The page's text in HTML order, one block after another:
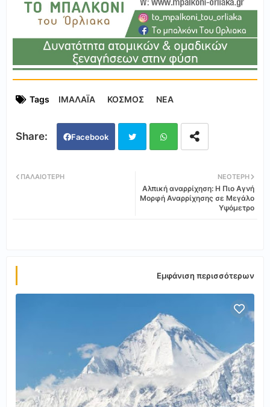
Tags ΙΜΑΛΑΪΑ ΚΟΣΜΟΣ ΝΕΑ
Facebook
ats
ΝΕΌΤΕΡΗ
Αλπική αναρρίχηση: Η Πιο Αγνή
Μορφή Αναρρίχησης σε Μεγάλο
Υψόμετρο
ΠΑΛΑΙΌΤΕΡΗ
Εμφάνιση περισσότερων